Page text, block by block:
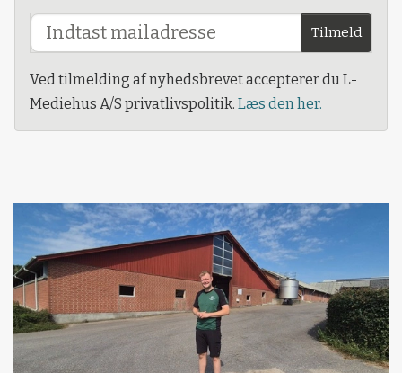
Tilmeld
Ved tilmelding af nyhedsbrevet accepterer du L-
Mediehus A/S privatlivspolitik. Læs den her.